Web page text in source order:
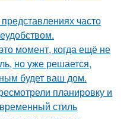
часто
момент, когда ещё не
но уже решается,
будет ваш дом.
планировку и
стиль